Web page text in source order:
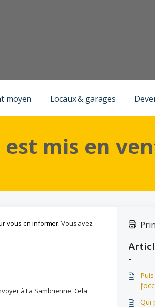
moyen Locaux & garages
mis en
vous en informer. Vous avez
à La Sambrienne. Cela
-
Qui